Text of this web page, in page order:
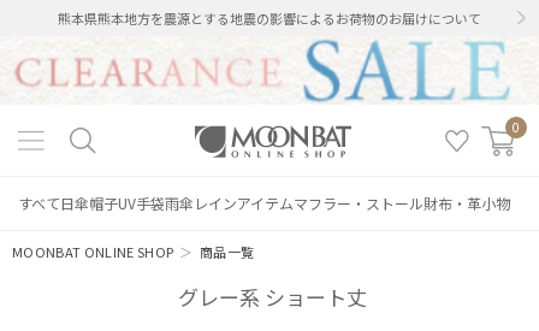
熊本県熊本地方を震源とする地震の影響によるお荷物のお届けについて
0
すべて日傘帽子UV手袋雨傘 レインアイテムマフラー・ストール財布・革小物
MOONBAT ONLINE SHOP ＞商品一覧
グレー系 ショート丈